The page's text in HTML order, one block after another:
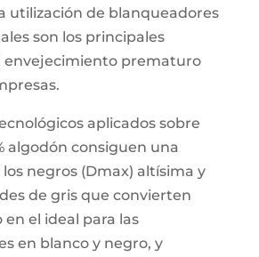
utilización de blanqueadores
son los principales
envejecimiento prematuro
aplicados sobre
algodón consiguen una
negros (Dmax) altísima y
de gris que convierten
el ideal para las
en blanco y negro, y